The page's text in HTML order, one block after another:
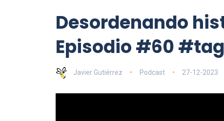
Desordenando
Episodio #60
Javier Gutiérrez Podcast 27-12-2023